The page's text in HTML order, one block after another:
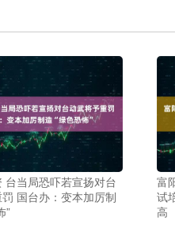
台当局恐吓若宣扬对台
国台办：变本加厉制
”
富
试
高